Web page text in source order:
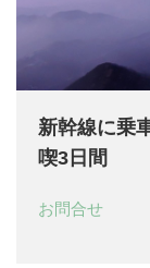
新幹線に乗
喫3日間
お問合せ